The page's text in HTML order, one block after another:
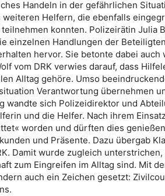
Handeln in der gefährlichen
Helfern, die ebenfalls
konnten. Polizeirätin Julia
einzelnen Handlungen der
hervor. Sie betonte dabei auch
vom DRK verwies darauf, dass
Alltag gehöre. Umso
Verantwortung übernehmen
wandte sich Polizeidirektor und
und die Helfer. Nach ihrem
worden und dürften dies
und Präsente. Dazu übergab
Damit wurde zugleich
zum Eingreifen im Alltag sind. Mit
auch ein Zeichen gesetzt: